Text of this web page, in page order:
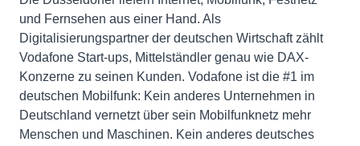
und Fernsehen aus einer Hand. Als
Digitalisierungspartner der deutschen Wirtschaft zählt
Vodafone Start-ups, Mittelständler genau wie DAX-
Konzerne zu seinen Kunden. Vodafone ist die #1 im
deutschen Mobilfunk: Kein anderes Unternehmen in
Deutschland vernetzt über sein Mobilfunknetz mehr
Menschen und Maschinen. Kein anderes deutsches